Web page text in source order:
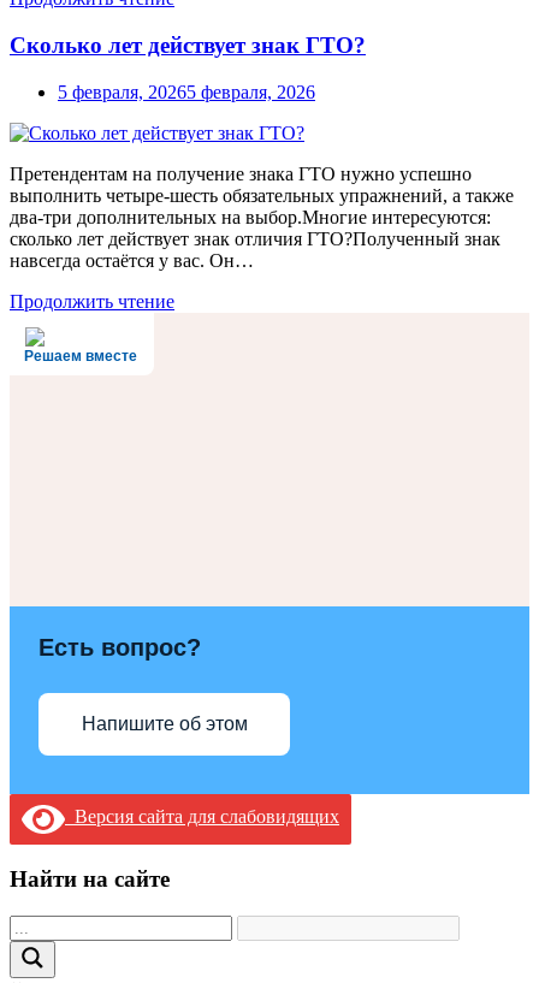
Сколько лет действует знак ГТО?
5 февраля, 20265 февраля, 2026
Претендентам на получение знака ГТО нужно успешно
выполнить четыре-шесть обязательных упражнений, а также
два-три дополнительных на выбор.Многие интересуются:
сколько лет действует знак отличия ГТО?Полученный знак
навсегда остаётся у вас. Он…
Продолжить чтение
Решаем вместе
Есть вопрос?
Напишите об этом
Версия сайта для слабовидящих
Найти на сайте